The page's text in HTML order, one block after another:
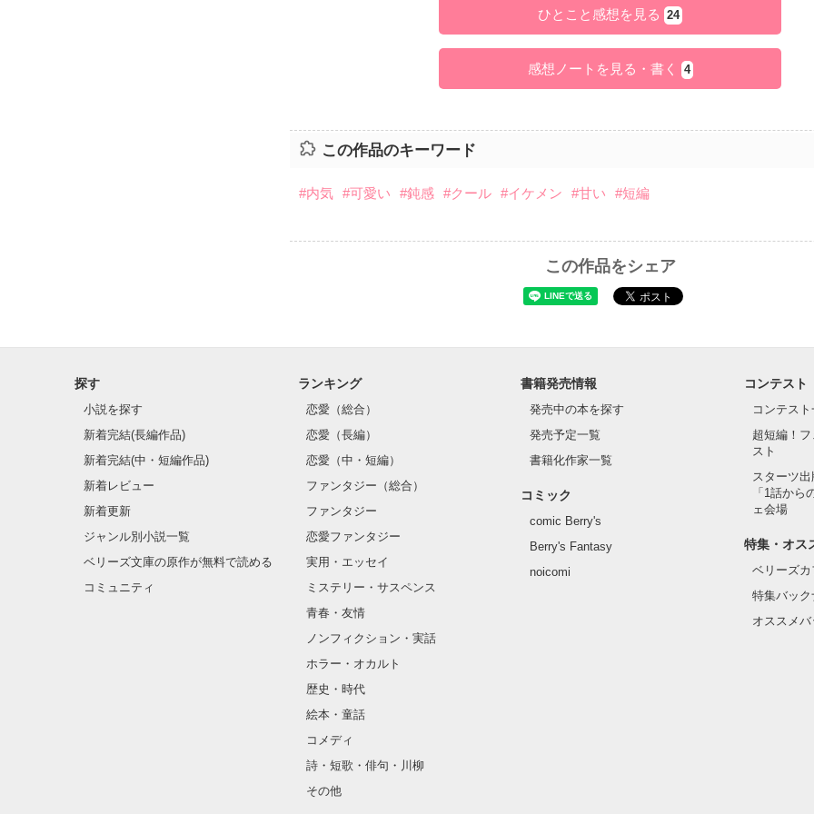
ひとこと感想を見る 24
感想ノートを見る・書く 4
この作品のキーワード
#内気 #可愛い #鈍感 #クール #イケメン #甘い #短編
この作品をシェア
探す
小説を探す
新着完結(長編作品)
新着完結(中・短編作品)
新着レビュー
新着更新
ジャンル別小説一覧
ベリーズ文庫の原作が無料で読める
コミュニティ
ランキング
恋愛（総合）
恋愛（長編）
恋愛（中・短編）
ファンタジー（総合）
ファンタジー
恋愛ファンタジー
実用・エッセイ
ミステリー・サスペンス
青春・友情
ノンフィクション・実話
ホラー・オカルト
歴史・時代
絵本・童話
コメディ
詩・短歌・俳句・川柳
その他
書籍発売情報
発売中の本を探す
発売予定一覧
書籍化作家一覧
コミック
comic Berry's
Berry's Fantasy
noicomi
コンテスト
コンテスト
超短編！
スト
スターツ
「1話から
ェ会場
特集・オス
ベリーズ
特集バック
オススメ